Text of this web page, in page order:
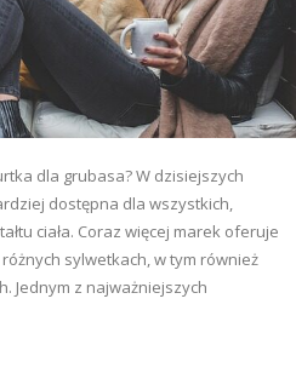
dla grubasa? W dzisiejszych
dostępna dla wszystkich,
ciała. Coraz więcej marek oferuje
sylwetkach, w tym również
Jednym z najważniejszych